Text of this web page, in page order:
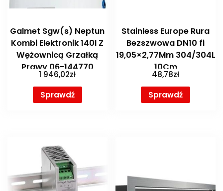
Galmet Sgw(s) Neptun
Kombi Elektronik 140l Z
Wężownicą Grzałką
Prawy 06-144770
1 946,02zł
Sprawdź
Stainless Europe Rura
Bezszwowa DN10 fi
19,05×2,77Mm 304/304L
10Cm
48,78zł
Sprawdź